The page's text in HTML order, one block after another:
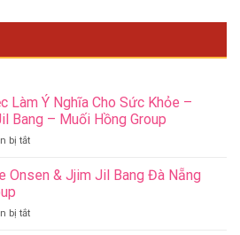
Làm Ý Nghĩa Cho Sức Khỏe –
Bang – Muối Hồng Group
bị tắtở
Những
Ý
Onsen & Jjim Jil Bang Đà Nẵng
bị tắtở